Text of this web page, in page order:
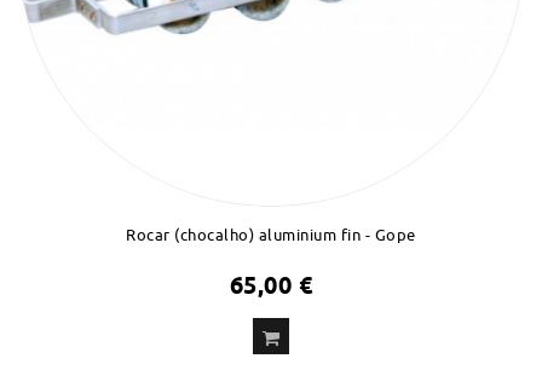
Rocar (chocalho) aluminium fin - Gope
65,00 €